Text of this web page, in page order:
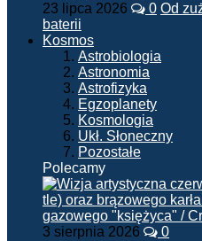
23 lipca 2026 0 Od
baterii
Kosmos
Astrobiologia
Astronomia
Astrofizyka
Egzoplanety
Kosmologia
Ukł. Słoneczny
Pozostałe
Polecamy
3 sierpnia 2026 0